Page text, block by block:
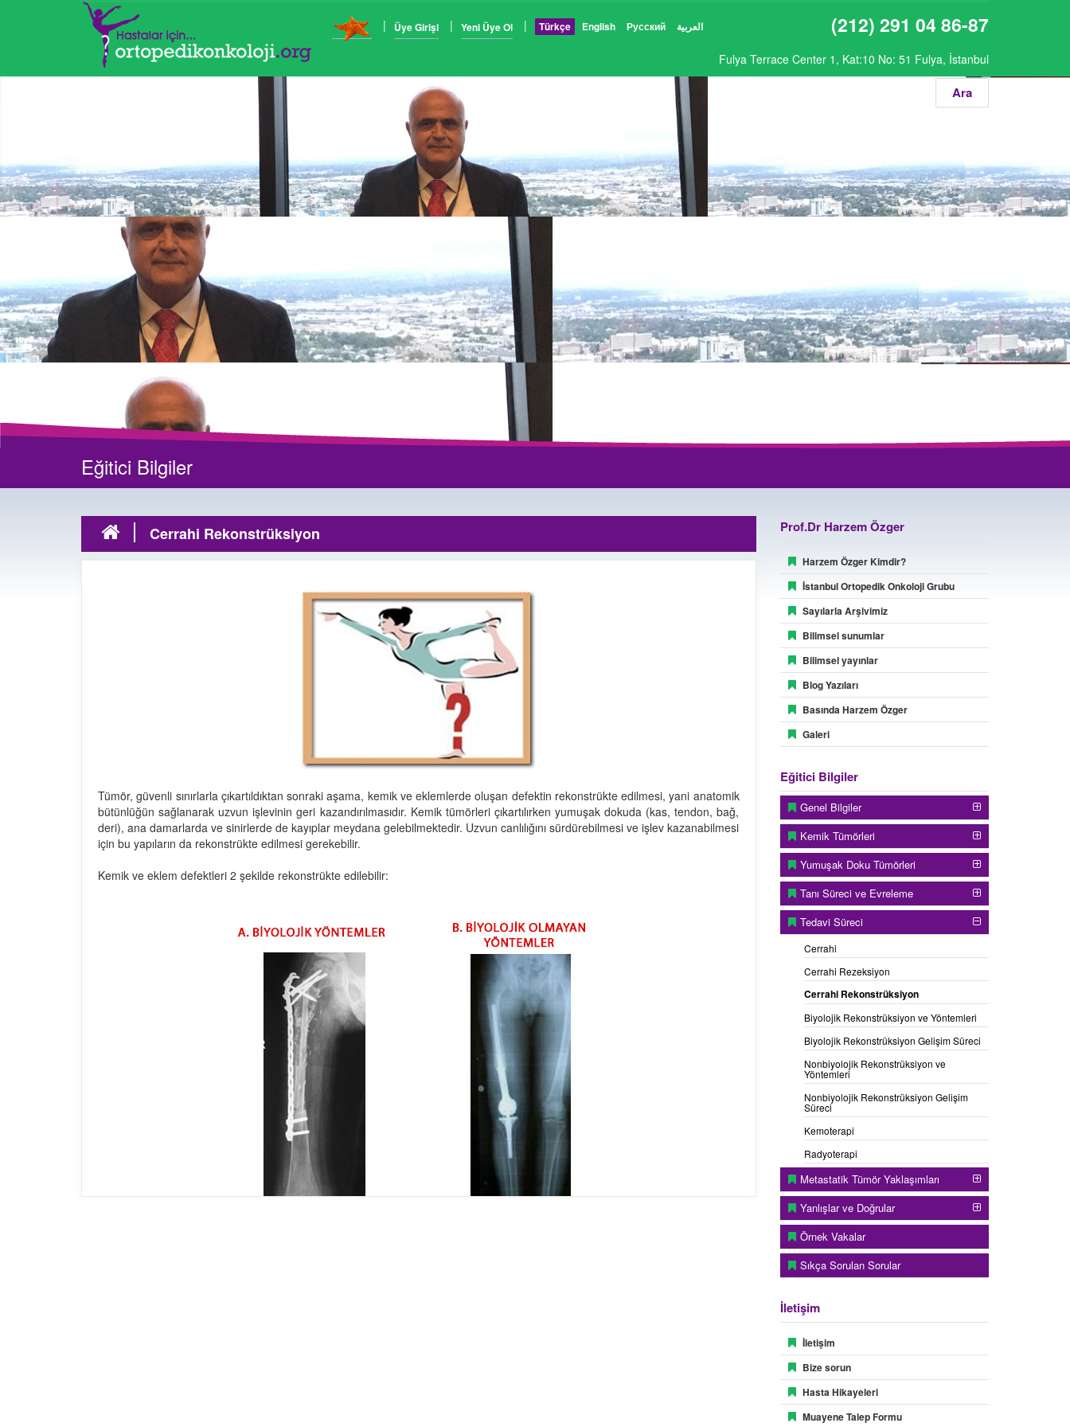
Üye Girişi Yeni Üye Ol العربية Русский
English
Türkçe (212) 291 04 86-87
Fulya Terrace Center 1, Kat:10 No: 51 Fulya, İstanbul
Ara
Eğitici Bilgiler
Cerrahi Rekonstrüksiyon
Tümör, güvenli sınırlarla çıkartıldıktan sonraki aşama, kemik ve eklemlerde oluşan defektin rekonstrükte edilmesi, yani anatomik
bütünlüğün sağlanarak uzvun işlevinin geri kazandırılmasıdır. Kemik tümörleri çıkartılırken yumuşak dokuda (kas, tendon, bağ,
deri), ana damarlarda ve sinirlerde de kayıplar meydana gelebilmektedir. Uzvun canlılığını sürdürebilmesi ve işlev kazanabilmesi
için bu yapıların da rekonstrükte edilmesi gerekebilir.
Kemik ve eklem defektleri 2 şekilde rekonstrükte edilebilir:
Prof.Dr Harzem Özger
Harzem Özger Kimdir?
İstanbul Ortopedik Onkoloji Grubu
Sayılarla Arşivimiz
Bilimsel sunumlar
Bilimsel yayınlar
Blog Yazıları
Basında Harzem Özger
Galeri
Eğitici Bilgiler
Genel Bilgiler
Kemik Tümörleri
Yumuşak Doku Tümörleri
Tanı Süreci ve Evreleme
Tedavi Süreci
Cerrahi
Cerrahi Rezeksiyon
Cerrahi Rekonstrüksiyon
Biyolojik Rekonstrüksiyon ve Yöntemleri
Biyolojik Rekonstrüksiyon Gelişim Süreci
Nonbiyolojik Rekonstrüksiyon ve
Yöntemleri
Nonbiyolojik Rekonstrüksiyon Gelişim
Süreci
Kemoterapi
Radyoterapi
Metastatik Tümör Yaklaşımları
Yanlışlar ve Doğrular
Örnek Vakalar
Sıkça Sorulan Sorular
İletişim
İletişim
Bize sorun
Hasta Hikayeleri
Muayene Talep Formu